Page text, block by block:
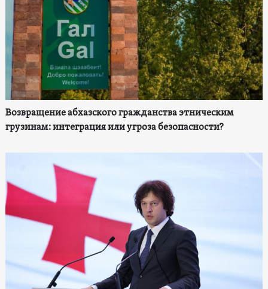
Возвращение абхазского гражданства этническим
грузинам: интеграция или угроза безопасности?